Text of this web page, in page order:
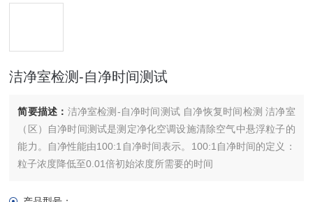
洁净室检测-自净时间测试
简要描述： 洁净室检测-自净时间测试 自净恢复时间检测 洁净室
（区）自净时间测试是测定净化空调设施清除空气中悬浮粒子的
能力。自净性能由100:1自净时间表示。100:1自净时间的定义：
粒子浓度降低至0.01倍初始浓度所需要的时间